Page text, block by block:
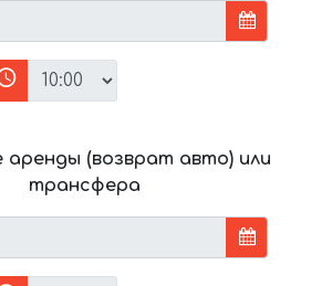
аренды (возврат авто) или
трансфера